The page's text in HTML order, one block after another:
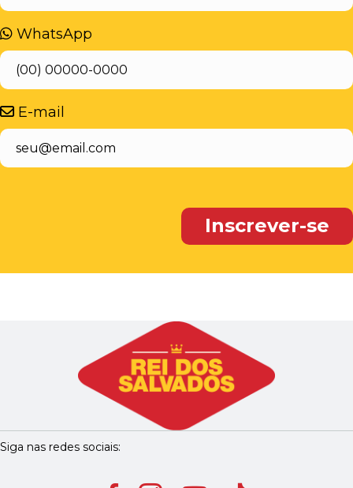
WhatsApp
E-mail
Siga nas redes sociais: